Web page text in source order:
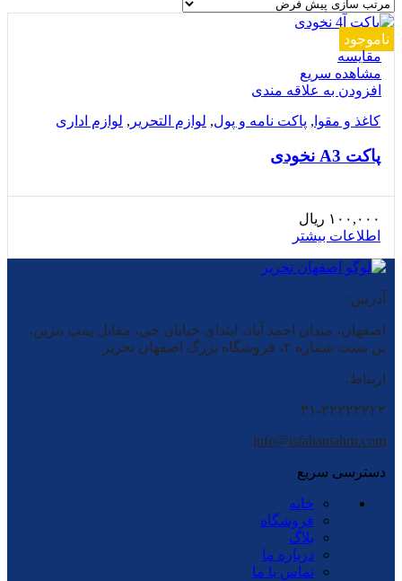
ناموجود
مقایسه
مشاهده سریع
افزودن به علاقه مندی
کاغذ و مقوا , پاکت نامه و پول, لوازم التحریر , لوازم اداری
پاکت A3 نخودی
۱۰۰,۰۰۰ ریال
اطلاعات بیشتر
آدرس:
اصفهان، میدان احمد آباد، ابتدای خیابان جی، مقابل پمپ بنزین،
بن بست شماره ۲، فروشگاه بزرگ اصفهان تحریر
ارتباط:
۰۳۱-۳۲۲۲۲۲۲۲
info@isfahantahrir.com
دسترسی سریع
خانه
فروشگاه
بلاگ
درباره ما
تماس با ما